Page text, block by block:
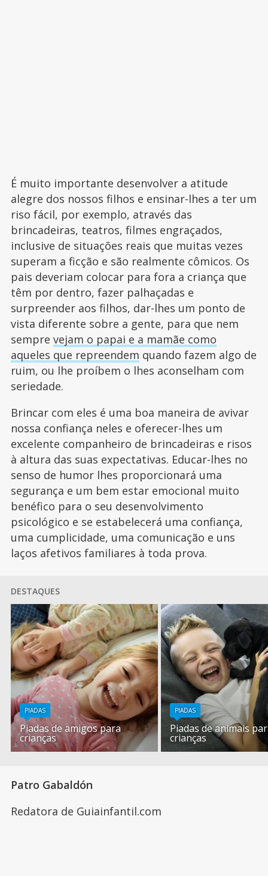
É muito importante desenvolver a atitude
alegre dos nossos filhos e ensinar-lhes a ter um
riso fácil, por exemplo, através das
brincadeiras, teatros, filmes engraçados,
inclusive de situações reais que muitas vezes
superam a ficção e são realmente cômicos. Os
pais deveriam colocar para fora a criança que
têm por dentro, fazer palhaçadas e
surpreender aos filhos, dar-lhes um ponto de
vista diferente sobre a gente, para que nem
sempre vejam o papai e a mamãe como
aqueles que repreendem quando fazem algo de
ruim, ou lhe proíbem o lhes aconselham com
seriedade.
Brincar com eles é uma boa maneira de avivar
nossa confiança neles e oferecer-lhes um
excelente companheiro de brincadeiras e risos
à altura das suas expectativas. Educar-lhes no
senso de humor lhes proporcionará uma
segurança e um bem estar emocional muito
benéfico para o seu desenvolvimento
psicológico e se estabelecerá uma confiança,
uma cumplicidade, uma comunicação e uns
laços afetivos familiares à toda prova.
DESTAQUES
PIADAS
Piadas de amigos para
crianças
PIADAS
Piadas de animais
crianças
Patro Gabaldón
Redatora de Guiainfantil.com